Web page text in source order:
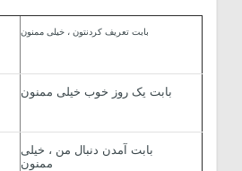
بابت تعریف کردنتون ، خیلی ممنون
بابت یک روز خوب خیلی ممنون
بابت آمدن دنبال من ، خیلی
ممنون